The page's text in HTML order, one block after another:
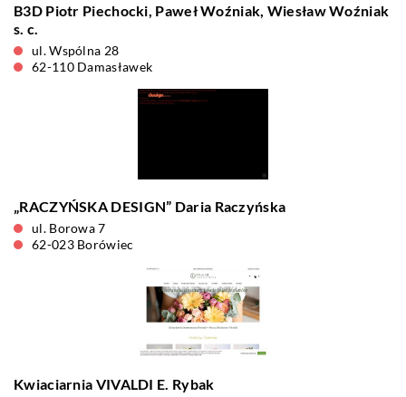
B3D Piotr Piechocki, Paweł Woźniak, Wiesław Woźniak
s. c.
ul. Wspólna 28
62-110 Damasławek
„RACZYŃSKA DESIGN” Daria Raczyńska
ul. Borowa 7
62-023 Borówiec
Kwiaciarnia VIVALDI E. Rybak